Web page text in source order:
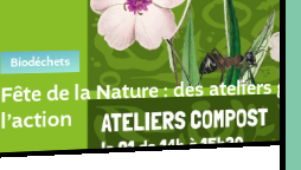
Biodéchets
Fête de la Nature : des ateliers
l’action